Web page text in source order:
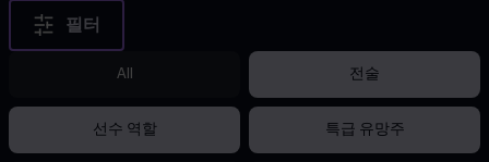
필터
All 전술
선수 역할 특급 유망주